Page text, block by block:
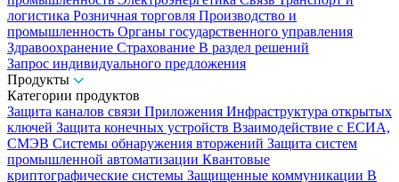
логистика Розничная торговля Производство и
промышленность Органы государственного управления
Здравоохранение Страхование В раздел решений
Запрос индивидуального предложения
Продукты
Категории продуктов
Защита каналов связи Приложения Инфраструктура открытых
ключей Защита конечных устройств Взаимодействие с ЕСИА,
СМЭВ Системы обнаружения вторжений Защита систем
промышленной автоматизации Квантовые
криптографические системы Защищенные коммуникации В